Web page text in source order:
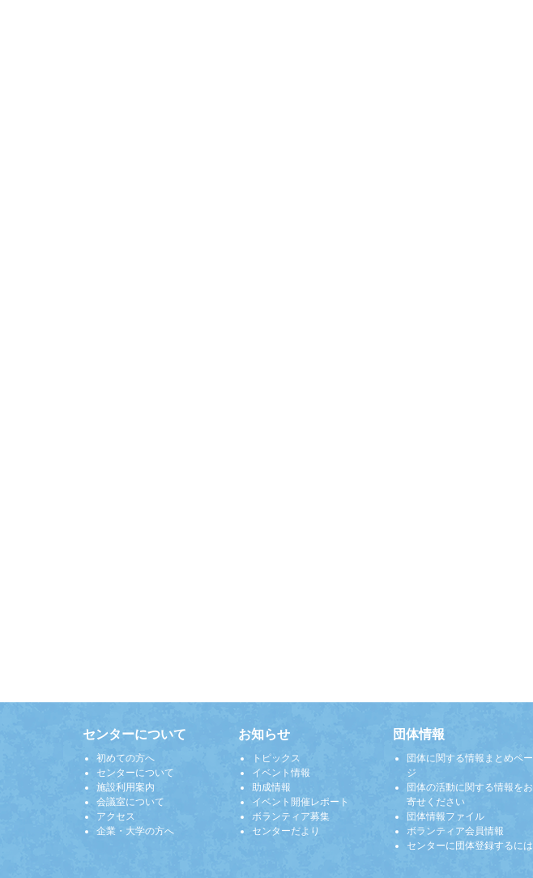
センターについて
初めての方へ
センターについて
施設利用案内
会議室について
アクセス
企業・大学の方へ
お知らせ
トピックス
イベント情報
助成情報
イベント開催レポート
ボランティア募集
センターだより
団体情報
団体に関する情報まとめペー
ジ
団体の活動に関する情報をお
寄せください
団体情報ファイル
ボランティア会員情報
センターに団体登録するには